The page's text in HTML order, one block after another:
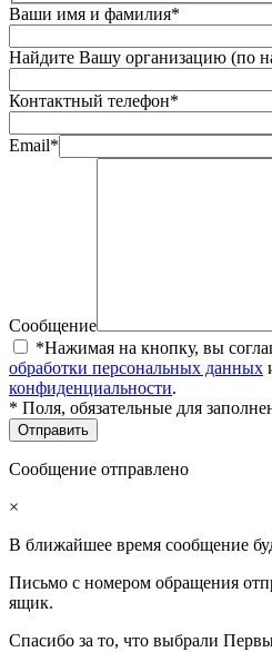
Ваши имя и фамилия*
Найдите Вашу организацию (по
Контактный телефон*
Email*
Сообщение
*Нажимая на кнопку, вы
обработки персональных данных
конфиденциальности.
* Поля, обязательные для
Сообщение отправлено
×
В ближайшее время сообщение
Письмо с номером обращения
ящик.
Спасибо за то, что выбрали